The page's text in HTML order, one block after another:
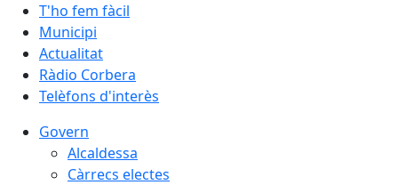
T'ho fem fàcil
Municipi
Actualitat
Ràdio Corbera
Telèfons d'interès
Govern
Alcaldessa
Càrrecs electes